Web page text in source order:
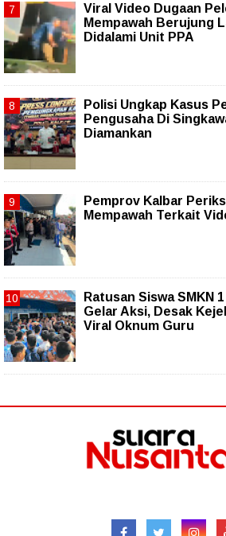
Viral Video Dugaan
Mempawah Berujung
Didalami Unit PPA
Polisi Ungkap Kasus
Pengusaha Di
Diamankan
Pemprov Kalbar
Mempawah Terkait
Ratusan Siswa SMKN
Gelar Aksi, Desak
Viral Oknum Guru